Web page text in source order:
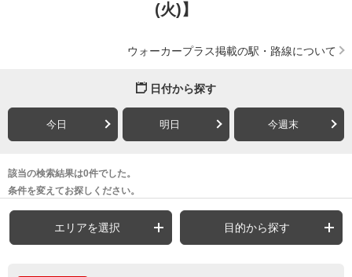
(火)】
ウォーカープラス掲載の駅・路線について
日付から探す
今日 明日 今週末
該当の検索結果は0件でした。
条件を変えてお探しください。
エリアを選択 目的から探す